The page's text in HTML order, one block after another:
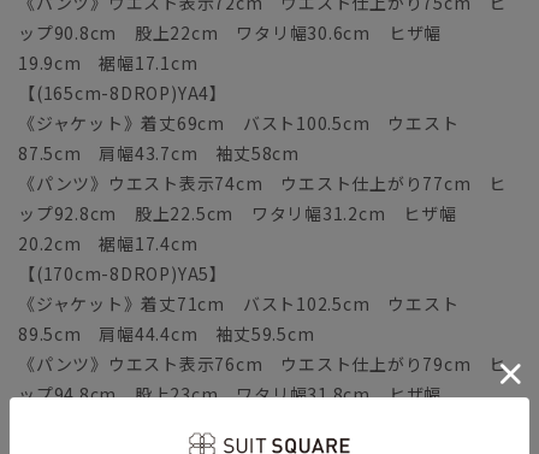
ップ90.8cm 股上22cm ワタリ幅30.6cm ヒザ幅
19.9cm 裾幅17.1cm
【(165cm-8DROP)YA4】
《ジャケット》着丈69cm バスト100.5cm ウエスト
87.5cm 肩幅43.7cm 袖丈58cm
《パンツ》ウエスト表示74cm ウエスト仕上がり77cm ヒ
ップ92.8cm 股上22.5cm ワタリ幅31.2cm ヒザ幅
20.2cm 裾幅17.4cm
【(170cm-8DROP)YA5】
《ジャケット》着丈71cm バスト102.5cm ウエスト
89.5cm 肩幅44.4cm 袖丈59.5cm
《パンツ》ウエスト表示76cm ウエスト仕上がり79cm ヒ
ップ94.8cm 股上23cm ワタリ幅31.8cm ヒザ幅